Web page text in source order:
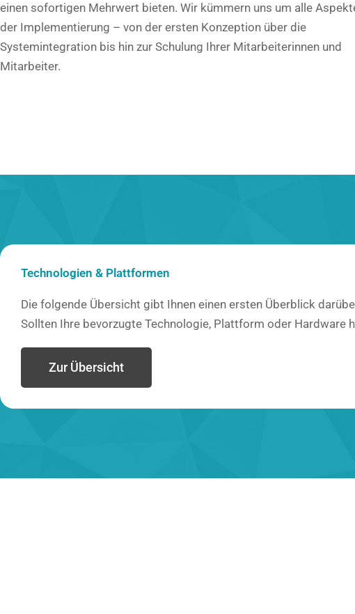
einen sofortigen Mehrwert bieten. Wir kümmern uns um alle
der Implementierung – von der ersten Konzeption über die
Systemintegration bis hin zur Schulung Ihrer Mitarbeiterinnen und
Mitarbeiter.
Technologien & Plattformen
Die folgende Übersicht gibt Ihnen einen ersten Überblick
Sollten Ihre bevorzugte Technologie, Plattform oder Hardware
Zur Übersicht